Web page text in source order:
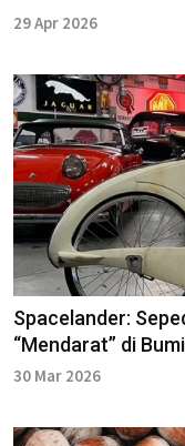
29 Apr 2026
Spacelander:
“Mendarat” di Bumi
30 Mar 2026